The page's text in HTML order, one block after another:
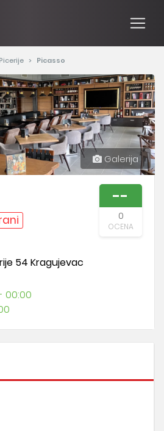
Picasso
Galerija
54 Kragujevac
00:00
--
0
OCENA